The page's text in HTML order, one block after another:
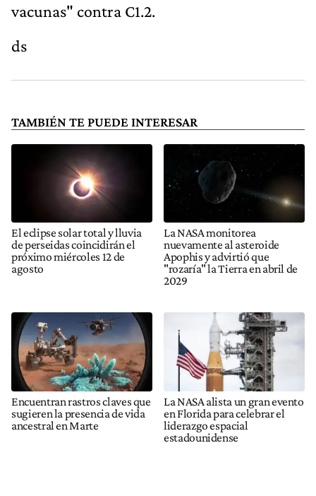
vacunas" contra C1.2.
ds
TAMBIÉN TE PUEDE INTERESAR
El eclipse solar total y lluvia
de perseidas coincidirán el
próximo miércoles 12 de
agosto
La NASA monitorea
nuevamente al asteroide
Apophis y advirtió que
"rozaría" la Tierra en abril de
2029
Encuentran rastros claves que
sugieren la presencia de vida
ancestral en Marte
La NASA alista un gran evento
en Florida para celebrar el
liderazgo espacial
estadounidense